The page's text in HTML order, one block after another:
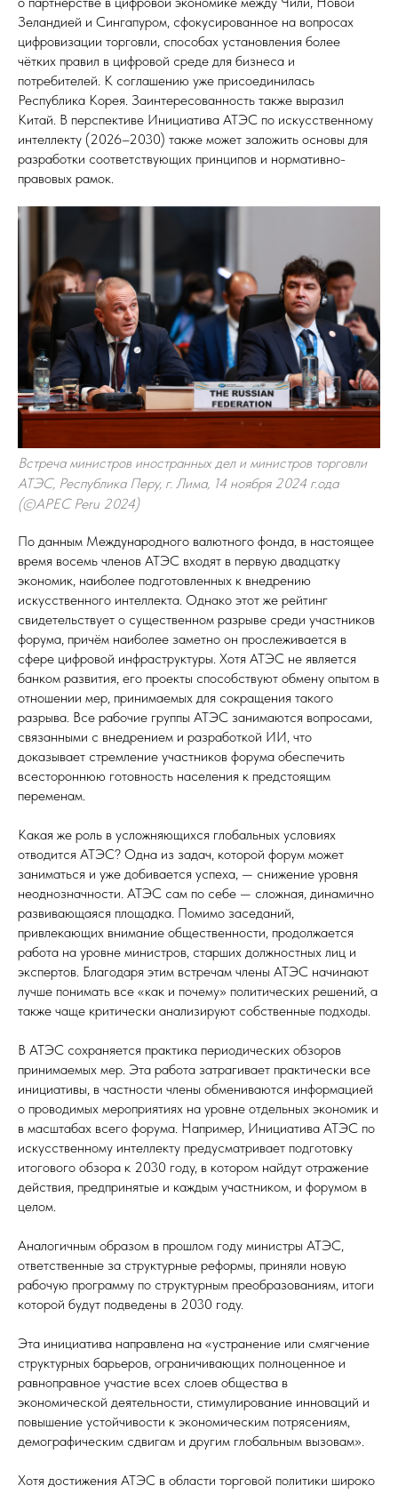
Зеландией и Сингапуром, сфокусированное на вопросах
цифровизации торговли, способах установления более
чётких правил в цифровой среде для бизнеса и
потребителей. К соглашению уже присоединилась
Республика Корея. Заинтересованность также выразил
Китай. В перспективе Инициатива АТЭС по искусственному
интеллекту (2026–2030) также может заложить основы для
разработки соответствующих принципов и нормативно-
правовых рамок.
Встреча министров иностранных дел и министров торговли
АТЭС, Республика Перу, г. Лима, 14 ноября 2024 г.ода
(©APEC Peru 2024)
По данным Международного валютного фонда, в настоящее
время восемь членов АТЭС входят в первую двадцатку
экономик, наиболее подготовленных к внедрению
искусственного интеллекта. Однако этот же рейтинг
свидетельствует о существенном разрыве среди участников
форума, причём наиболее заметно он прослеживается в
сфере цифровой инфраструктуры. Хотя АТЭС не является
банком развития, его проекты способствуют обмену опытом в
отношении мер, принимаемых для сокращения такого
разрыва. Все рабочие группы АТЭС занимаются вопросами,
связанными с внедрением и разработкой ИИ, что
доказывает стремление участников форума обеспечить
всестороннюю готовность населения к предстоящим
переменам.
Какая же роль в усложняющихся глобальных условиях
отводится АТЭС? Одна из задач, которой форум может
заниматься и уже добивается успеха, — снижение уровня
неоднозначности. АТЭС сам по себе — сложная, динамично
развивающаяся площадка. Помимо заседаний,
привлекающих внимание общественности, продолжается
работа на уровне министров, старших должностных лиц и
экспертов. Благодаря этим встречам члены АТЭС начинают
лучше понимать все «как и почему» политических решений, а
также чаще критически анализируют собственные подходы.
В АТЭС сохраняется практика периодических обзоров
принимаемых мер. Эта работа затрагивает практически все
инициативы, в частности члены обмениваются информацией
о проводимых мероприятиях на уровне отдельных экономик и
в масштабах всего форума. Например, Инициатива АТЭС по
искусственному интеллекту предусматривает подготовку
итогового обзора к 2030 году, в котором найдут отражение
действия, предпринятые и каждым участником, и форумом в
целом.
Аналогичным образом в прошлом году министры АТЭС,
ответственные за структурные реформы, приняли новую
рабочую программу по структурным преобразованиям, итоги
которой будут подведены в 2030 году.
Эта инициатива направлена на «устранение или смягчение
структурных барьеров, ограничивающих полноценное и
равноправное участие всех слоев общества в
экономической деятельности, стимулирование инноваций и
повышение устойчивости к экономическим потрясениям,
демографическим сдвигам и другим глобальным вызовам».
Хотя достижения АТЭС в области торговой политики широко